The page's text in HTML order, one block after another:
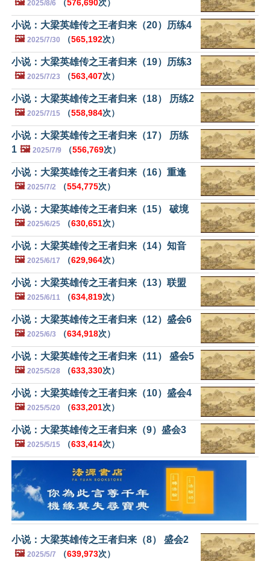
🖼️ 2025/8/6 （576,690次）
小说：大梁英雄传之王者归来（20）历练4
🖼️ 2025/7/30 （565,192次）
小说：大梁英雄传之王者归来（19）历练3
🖼️ 2025/7/23 （563,407次）
小说：大梁英雄传之王者归来（18） 历练2
🖼️ 2025/7/15 （558,984次）
小说：大梁英雄传之王者归来（17） 历练
1 🖼️ 2025/7/9 （556,769次）
小说：大梁英雄传之王者归来（16）重逢
🖼️ 2025/7/2 （554,775次）
小说：大梁英雄传之王者归来（15） 破境
🖼️ 2025/6/25 （630,651次）
小说：大梁英雄传之王者归来（14）知音
🖼️ 2025/6/17 （629,964次）
小说：大梁英雄传之王者归来（13）联盟
🖼️ 2025/6/11 （634,819次）
小说：大梁英雄传之王者归来（12）盛会6
🖼️ 2025/6/3 （634,918次）
小说：大梁英雄传之王者归来（11） 盛会5
🖼️ 2025/5/28 （633,330次）
小说：大梁英雄传之王者归来（10）盛会4
🖼️ 2025/5/20 （633,201次）
小说：大梁英雄传之王者归来（9）盛会3
🖼️ 2025/5/15 （633,414次）
小说：大梁英雄传之王者归来（8） 盛会2
🖼️ 2025/5/7 （639,973次）